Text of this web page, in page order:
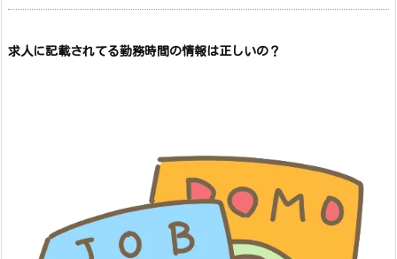
求人に記載されてる勤務時間の情報は正しいの？